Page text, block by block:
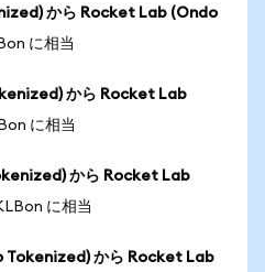
から Rocket Lab (Ondo
に相当
から Rocket Lab
に相当
から Rocket Lab
に相当
Tokenized) から Rocket Lab